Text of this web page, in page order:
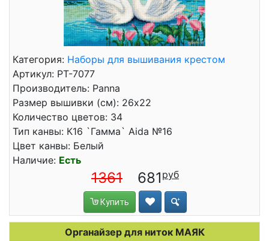
Категория: Наборы для вышивания крестом
Артикул: PT-7077
Производитель: Panna
Размер вышивки (см): 26x22
Количество цветов: 34
Тип канвы: К16 `Гамма` Aida №16
Цвет канвы: Белый
Наличие: Есть
1361 681
Купить
Органайзер для ниток МАЯК